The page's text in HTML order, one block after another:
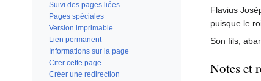
Suivi des pages liées
Pages spéciales
Version imprimable
Lien permanent
Informations sur la page
Citer cette page
Créer une redirection
Flavius
puisque le
Son fils,
Notes et